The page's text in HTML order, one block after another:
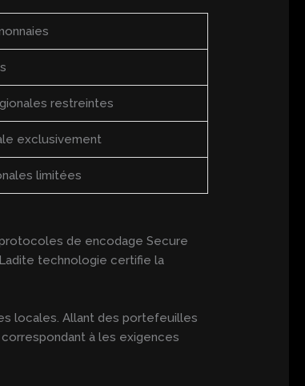
restreintes
exclusivement
limitées
de encodage Secure
technologie certifie la
locales. Allant des portefeuilles
à les exigences